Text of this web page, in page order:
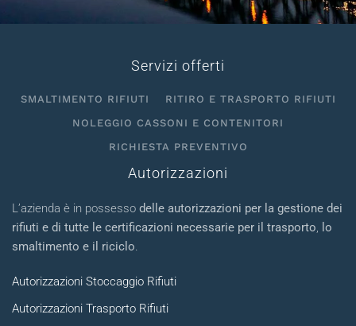
Servizi offerti
SMALTIMENTO RIFIUTI
RITIRO E TRASPORTO RIFIUTI
NOLEGGIO CASSONI E CONTENITORI
RICHIESTA PREVENTIVO
Autorizzazioni
L’azienda è in possesso delle autorizzazioni per la gestione dei
rifiuti e di tutte le certificazioni necessarie per il trasporto, lo
smaltimento e il riciclo.
Autorizzazioni Stoccaggio Rifiuti
Autorizzazioni Trasporto Rifiuti